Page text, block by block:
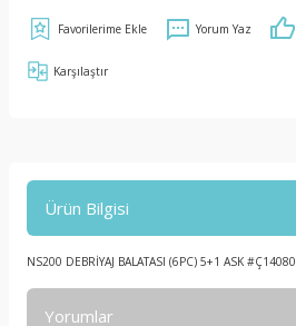
Yorum Yaz
Karşılaştır
Ürün Bilgisi
NS200 DEBRİYAJ BALATASI (6PC) 5+1 ASK #Ç14080
Yorumlar